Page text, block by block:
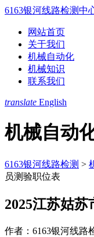
6163银河线路检测中
网站首页
关于我们
机械自动化
机械知识
联系我们
translate English
机械自动
6163银河线路检测 >
员测验职位表
2025江苏姑
作者：6163银河线路